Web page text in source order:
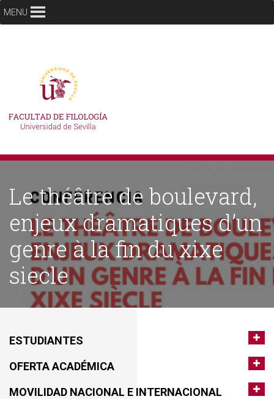
MENU
Le théâtre de boulevard,
enjeux dramatiques d’un
genre à la fin du xixe
siecle
ESTUDIANTES
OFERTA ACADÉMICA
MOVILIDAD NACIONAL E INTERNACIONAL